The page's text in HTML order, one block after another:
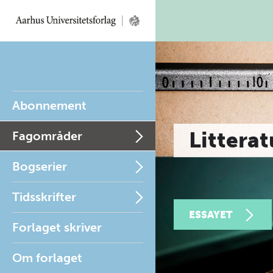
Abonnement
Fagområder
Bogserier
Tidsskrifter
Forlaget skriver
Om forlaget
ESSAYET